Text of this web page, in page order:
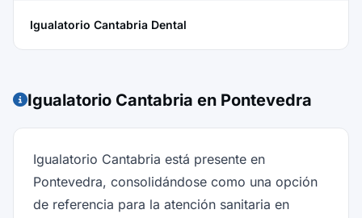
Igualatorio Cantabria Dental
Igualatorio Cantabria en Pontevedra
Igualatorio Cantabria está presente en
Pontevedra, consolidándose como una opción
de referencia para la atención sanitaria en